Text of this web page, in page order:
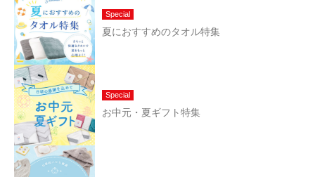
Special
夏におすすめのタオル特集
Special
お中元・夏ギフト特集